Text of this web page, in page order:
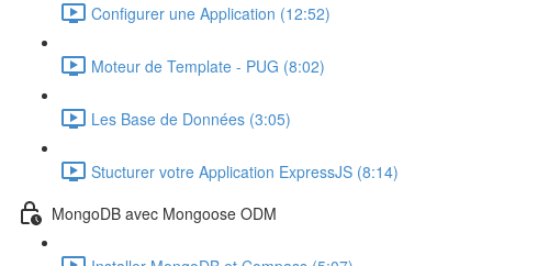
Configurer une Application (12:52)
Moteur de Template - PUG (8:02)
Les Base de Données (3:05)
Stucturer votre Application ExpressJS (8:14)
MongoDB avec Mongoose ODM